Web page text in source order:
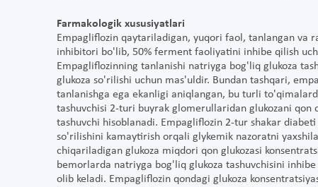
Farmakologik xususiyatlari
Empagliflozin qaytariladigan, yuqori faol, tanlangan va
inhibitori bo'lib, 50% ferment faoliyatini inhibe qilish
Empagliflozinning tanlanishi natriyga bog'liq glukoza
glukoza so'rilishi uchun mas'uldir. Bundan tashqari,
tanlanishga ega ekanligi aniqlangan, bu turli
tashuvchisi 2-turi buyrak glomerullaridan glukozani
tashuvchi hisoblanadi. Empagliflozin 2-tur shakar
so'rilishini kamaytirish orqali glykemik nazoratni
chiqariladigan glukoza miqdori qon glukozasi
bemorlarda natriyga bog'liq glukoza tashuvchisini
olib keladi. Empagliflozin qondagi glukoza